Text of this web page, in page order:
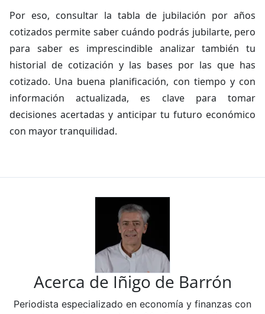
Por eso, consultar la tabla de jubilación por años
cotizados permite saber cuándo podrás jubilarte, pero
para saber es imprescindible analizar también tu
historial de cotización y las bases por las que has
cotizado. Una buena planificación, con tiempo y con
información actualizada, es clave para tomar
decisiones acertadas y anticipar tu futuro económico
con mayor tranquilidad.
Acerca de Iñigo de Barrón
Periodista especializado en economía y finanzas con